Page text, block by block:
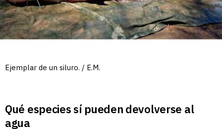
Ejemplar de un siluro. / E.M.
Qué especies sí pueden devolverse al
agua